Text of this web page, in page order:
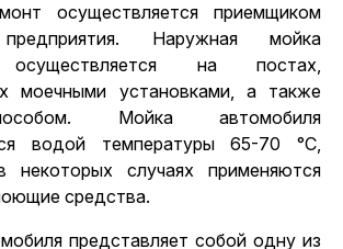
осуществляется приемщиком
Наружная мойка
осуществляется на постах,
моечными установками, а также
Мойка автомобиля
водой температуры 65-70 °С,
некоторых случаях применяются
средства.
представляет собой одну из